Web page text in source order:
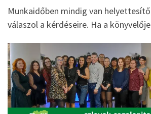
Munkaidőben mindig van
válaszol a kérdéseire. Ha a